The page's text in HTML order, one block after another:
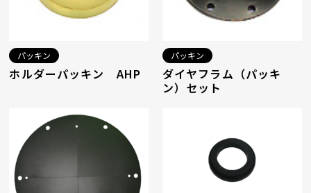
パッキン
ホルダーパッキン AHP
パッキン
ダイヤフラム（パッキ
ン）セット